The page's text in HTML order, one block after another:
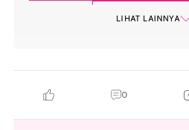
LIHAT LAINNYA
0